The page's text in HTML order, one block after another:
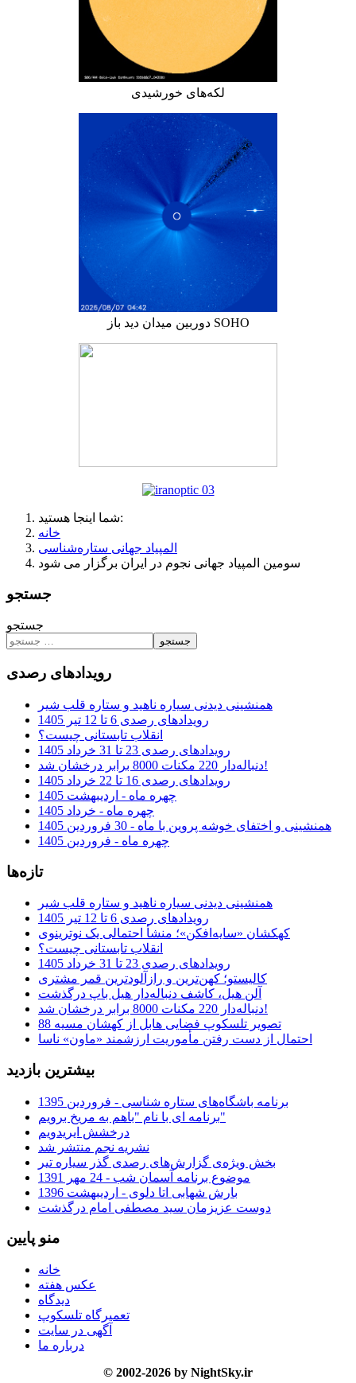
لکه‌های خورشیدی
دوربین میدان دید باز SOHO
شما اینجا هستید:
خانه
المپیاد جهانی ستاره‌شناسی
سومین المپیاد جهانی نجوم در ایران برگزار می شود
جستجو
جستجو
جستجو
رویدادهای رصدی
همنشینی دیدنی سیاره ناهید و ستاره قلب شیر
رویدادهای رصدی 6 تا 12 تیر 1405
انقلاب تابستانی چیست؟
رویدادهای رصدی 23 تا 31 خرداد 1405
دنباله‌دار 220 مکنات 8000 برابر درخشان شد!
رویدادهای رصدی 16 تا 22 خرداد 1405
چهره ماه - اردیبهشت 1405
چهره ماه - خرداد 1405
همنشینی و اختفای خوشه پروین با ماه - 30 فروردین 1405
چهره ماه - فروردین 1405
تازه‌ها
همنشینی دیدنی سیاره ناهید و ستاره قلب شیر
رویدادهای رصدی 6 تا 12 تیر 1405
کهکشان «سایه‌افکن»؛ منشأ احتمالی یک نوترینوی
انقلاب تابستانی چیست؟
رویدادهای رصدی 23 تا 31 خرداد 1405
کالیستو؛ کهن‌ترین و رازآلودترین قمر مشتری
آلن هیل، کاشف دنباله‌دار هیل باپ درگذشت
دنباله‌دار 220 مکنات 8000 برابر درخشان شد!
تصویر تلسکوپ فضایی هابل از کهشان مسیه 88
احتمال از دست رفتن مأموریت ارزشمند «ماون» ناسا
بیشترین بازدید
برنامه باشگاه‌های ستاره شناسی - فروردین 1395
برنامه ای با نام "باهم به مریخ برویم"
درخشش ایریدویم
نشریه نجم منتشر شد
بخش ویژه‌ی گزارش‌های رصدی گذر سیاره تیر
موضوع برنامه آسمان شب - 24 مهر 1391
بارش شهابی اتا دلوی - اردیبهشت 1396
دوست عزیزمان سید مصطفی امام درگذشت
منو پایین
خانه
عکس هفته
دیدگاه
تعمیرگاه تلسکوپ
آگهی در سایت
درباره ما
© 2002-2026 by NightSky.ir